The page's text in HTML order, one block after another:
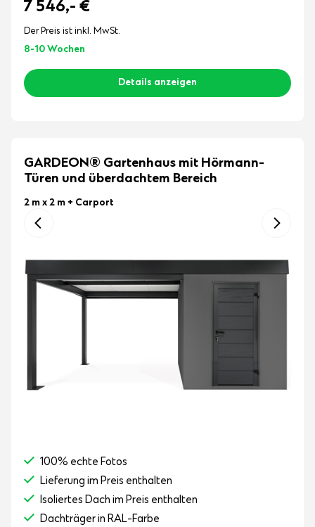
7 546,- €
Der Preis ist inkl. MwSt.
8-10 Wochen
Details anzeigen
GARDEON® Gartenhaus mit Hörmann-
Türen und überdachtem Bereich
2 m x 2 m + Carport
100% echte Fotos
Lieferung im Preis enthalten
Isoliertes Dach im Preis enthalten
Dachträger in RAL-Farbe